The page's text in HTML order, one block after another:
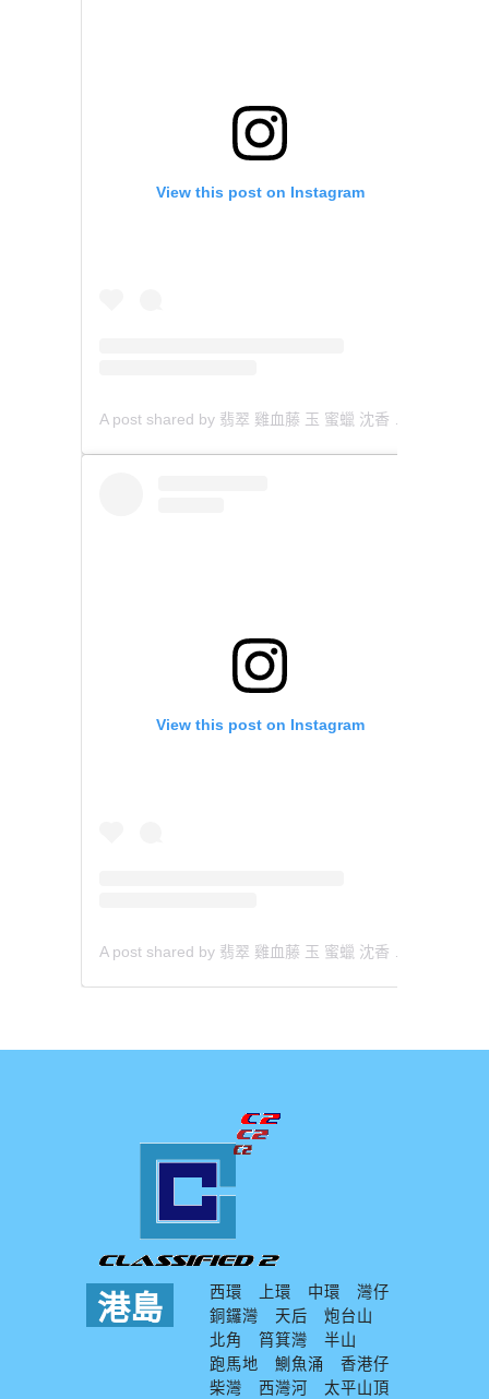
View this post on Instagram
View this post on Instagram
港島 西環 上環 中環
灣仔
銅鑼灣
天后
炮台山
北角
筲箕灣
半山
跑馬地
鰂魚涌
香港仔
柴灣
西灣河 太平山頂